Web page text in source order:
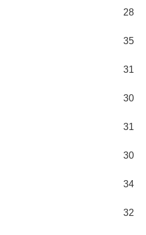
28
35
31
30
31
30
34
32